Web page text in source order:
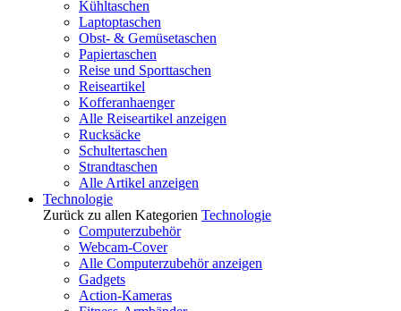
Kühltaschen
Laptoptaschen
Obst- & Gemüsetaschen
Papiertaschen
Reise und Sporttaschen
Reiseartikel
Kofferanhaenger
Alle Reiseartikel anzeigen
Rucksäcke
Schultertaschen
Strandtaschen
Alle Artikel anzeigen
Technologie
Zurück zu allen Kategorien Technologie
Computerzubehör
Webcam-Cover
Alle Computerzubehör anzeigen
Gadgets
Action-Kameras